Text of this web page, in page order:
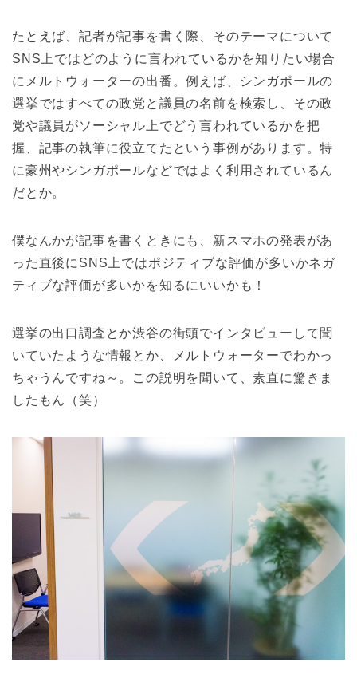
たとえば、記者が記事を書く際、そのテーマについて
SNS上ではどのように言われているかを知りたい場合
にメルトウォーターの出番。例えば、シンガポールの
選挙ではすべての政党と議員の名前を検索し、その政
党や議員がソーシャル上でどう言われているかを把
握、記事の執筆に役立てたという事例があります。特
に豪州やシンガポールなどではよく利用されているん
だとか。
僕なんかが記事を書くときにも、新スマホの発表があ
った直後にSNS上ではポジティブな評価が多いかネガ
ティブな評価が多いかを知るにいいかも！
選挙の出口調査とか渋谷の街頭でインタビューして聞
いていたような情報とか、メルトウォーターでわかっ
ちゃうんですね～。この説明を聞いて、素直に驚きま
したもん（笑）